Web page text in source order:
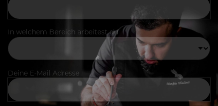
In welchem Bereich arbeitest du
Deine E-Mail Adresse